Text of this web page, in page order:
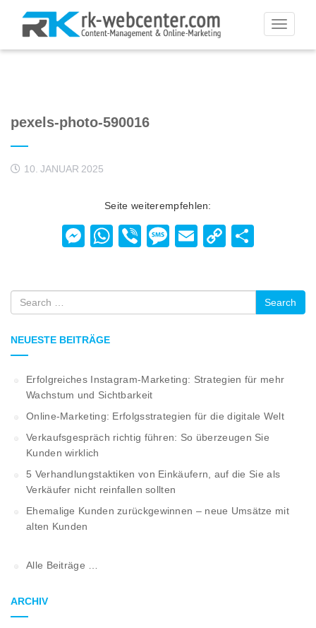
Toggle
pexels-photo-590016
10. JANUAR 2025
Seite weiterempfehlen:
Messenger
WhatsApp
ViberMessage
EmailCopy
Search
NEUESTE BEITRÄGE
Erfolgreiches Instagram-Marketing: Strategien für mehr
Wachstum und Sichtbarkeit
Online-Marketing: Erfolgsstrategien für die digitale Welt
Verkaufsgespräch richtig führen: So überzeugen Sie
Kunden wirklich
5 Verhandlungstaktiken von Einkäufern, auf die Sie als
Verkäufer nicht reinfallen sollten
Ehemalige Kunden zurückgewinnen – neue Umsätze mit
alten Kunden
Alle Beiträge …
ARCHIV